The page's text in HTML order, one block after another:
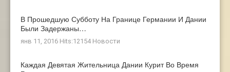
В Прошедшую Субботу На Границе Германии И Дании
Были Задержаны…
янв 11, 2016 Hits:12154 Новости
Каждая Девятая Жительница Дании Курит Во Время